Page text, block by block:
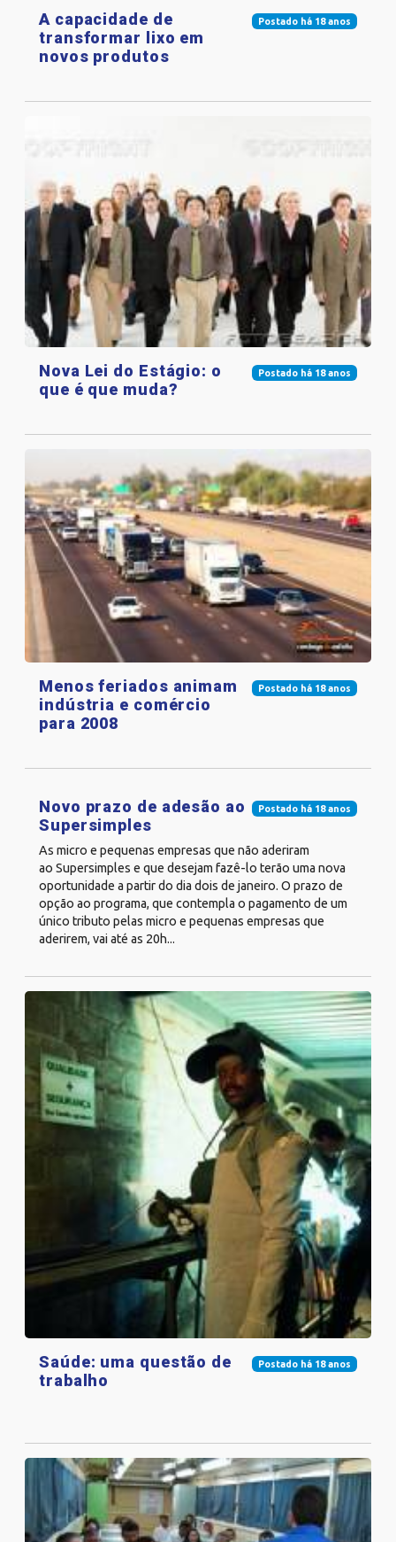
Postado há 18 anos
A capacidade de
transformar lixo em
novos produtos
Postado há 18 anos
Nova Lei do Estágio: o
que é que muda?
Postado há 18 anos
Menos feriados animam
indústria e comércio
para 2008
Postado há 18 anos
Novo prazo de adesão ao
Supersimples
As micro e pequenas empresas que não aderiram
ao Supersimples e que desejam fazê-lo terão uma nova
oportunidade a partir do dia dois de janeiro. O prazo de
opção ao programa, que contempla o pagamento de um
único tributo pelas micro e pequenas empresas que
aderirem, vai até as 20h...
Postado há 18 anos
Saúde: uma questão de
trabalho